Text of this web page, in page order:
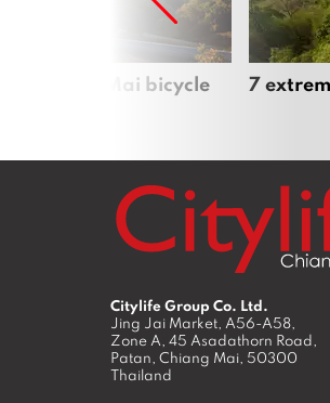
Chiang Mai bicycle 7
Citylife Group Co. Ltd.
Jing Jai Market, A56-A58,
Zone A, 45 Asadathorn Road,
Patan, Chiang Mai 50300
Thailand